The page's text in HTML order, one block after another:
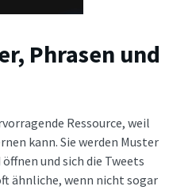
Phrasen und
Ressource, weil
kann. Sie werden Muster
und sich die Tweets
ähnliche, wenn nicht sogar